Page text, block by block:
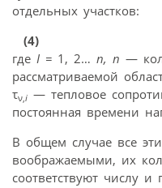
отдельных участков:
(4)
где I = 1, 2… п, п —
рассматриваемой
τν, i — тепловое
постоянная времени
В общем случае все
воображаемыми, их
соответствуют числу